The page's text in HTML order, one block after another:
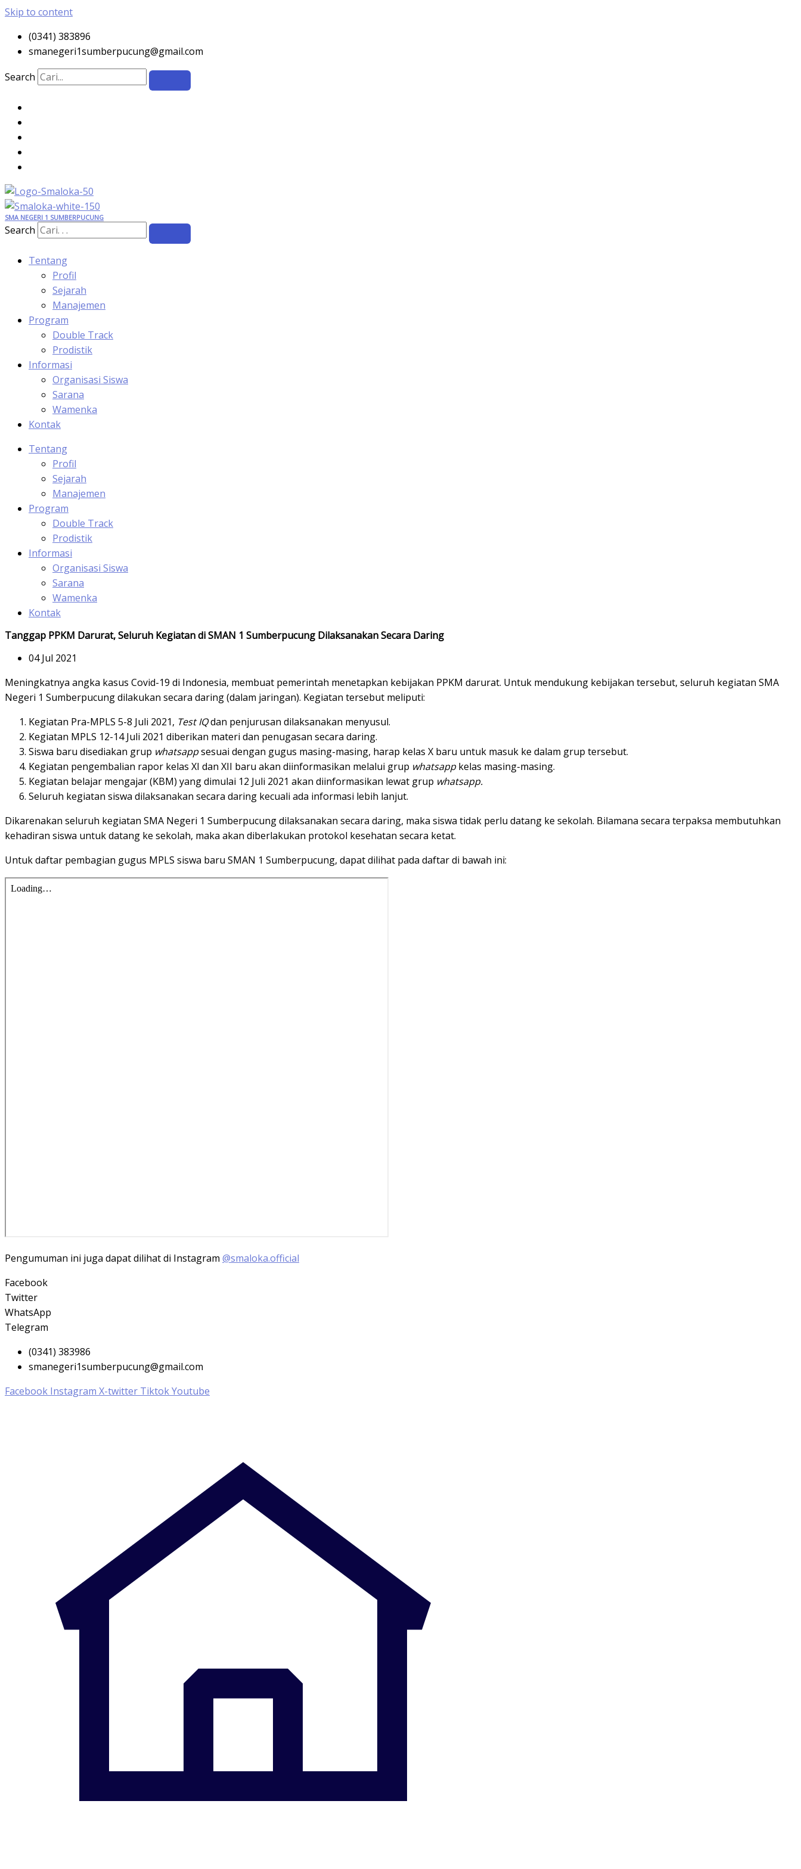
Skip to content
(0341) 383896
smanegeri1sumberpucung@gmail.com
Search
SMA NEGERI 1 SUMBERPUCUNG
Search
Tentang
Profil
Sejarah
Manajemen
Program
Double Track
Prodistik
Informasi
Organisasi Siswa
Sarana
Wamenka
Kontak
Tentang
Profil
Sejarah
Manajemen
Program
Double Track
Prodistik
Informasi
Organisasi Siswa
Sarana
Wamenka
Kontak
Tanggap PPKM Darurat, Seluruh Kegiatan di SMAN 1 Sumberpucung Dilaksanakan Secara Daring
04 Jul 2021
Meningkatnya angka kasus Covid-19 di Indonesia, membuat pemerintah menetapkan kebijakan PPKM darurat. Untuk mendukung kebijakan tersebut, seluruh kegiatan SMA
Negeri 1 Sumberpucung dilakukan secara daring (dalam jaringan). Kegiatan tersebut meliputi:
Kegiatan Pra-MPLS 5-8 Juli 2021, Test IQdan penjurusan dilaksanakan menyusul.
Kegiatan MPLS 12-14 Juli 2021 diberikan materi dan penugasan secara daring.
Siswa baru disediakan grup whatsappsesuai dengan gugus masing-masing, harap kelas X baru untuk masuk ke dalam grup tersebut.
Kegiatan pengembalian rapor kelas XI dan XII baru akan diinformasikan melalui grup whatsappkelas masing-masing.
Kegiatan belajar mengajar (KBM) yang dimulai 12 Juli 2021 akan diinformasikan lewat grup whatsapp.
Seluruh kegiatan siswa dilaksanakan secara daring kecuali ada informasi lebih lanjut.
Dikarenakan seluruh kegiatan SMA Negeri 1 Sumberpucung dilaksanakan secara daring, maka siswa tidak perlu datang ke sekolah. Bilamana secara terpaksa membutuhkan
kehadiran siswa untuk datang ke sekolah, maka akan diberlakukan protokol kesehatan secara ketat.
Untuk daftar pembagian gugus MPLS siswa baru SMAN 1 Sumberpucung, dapat dilihat pada daftar di bawah ini:
Pengumuman ini juga dapat dilihat di Instagram @smaloka.official
Facebook
Twitter
WhatsApp
Telegram
(0341) 383986
smanegeri1sumberpucung@gmail.com
Facebook Instagram X-twitter TiktokYoutube